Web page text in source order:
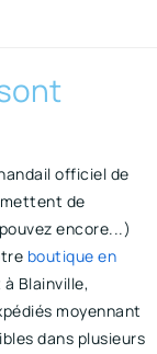
officiel de
de
encore...)
boutique en
Blainville,
moyennant
dans plusieurs